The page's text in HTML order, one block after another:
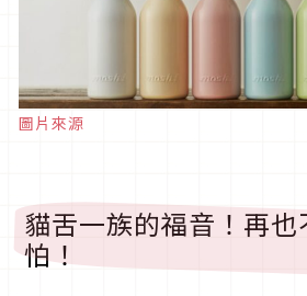
圖片來源
貓舌一族的福音！再
怕！